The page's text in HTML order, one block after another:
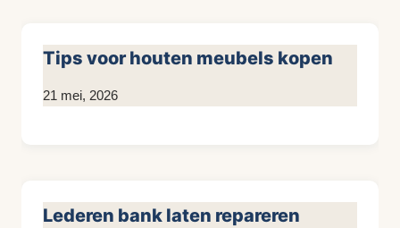
Tips voor houten meubels kopen
Door
21 mei, 2026
Lederen bank laten repareren